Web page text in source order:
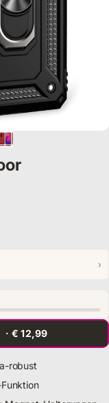
›
· € 12,99
robust